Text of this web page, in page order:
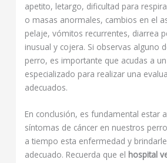
apetito, letargo, dificultad para
o masas anormales, cambios en el
pelaje, vómitos recurrentes, diarrea
inusual y cojera. Si observas alguno
perro, es importante que acudas a
especializado para realizar una
adecuados.
En conclusión, es fundamental estar
síntomas de cáncer en nuestros
a tiempo esta enfermedad y
adecuado. Recuerda que el hospital